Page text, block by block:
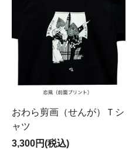
おわら剪画（せんが）Ｔシ
ャツ
3,300円(税込)